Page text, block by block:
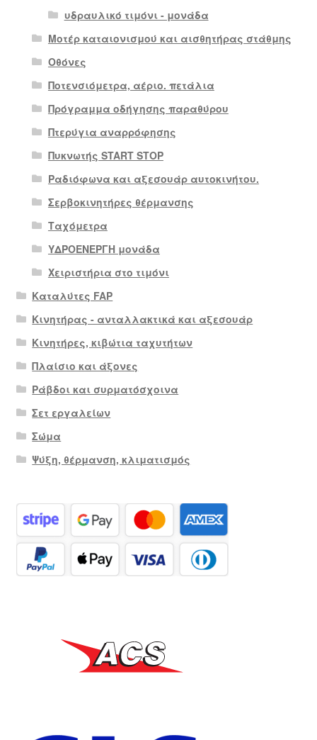
υδραυλικό τιμόνι - μονάδα
Μοτέρ καταιονισμού και αισθητήρας στάθμης
Οθόνες
Ποτενσιόμετρα, αέριο. πετάλια
Πρόγραμμα οδήγησης παραθύρου
Πτερύγια αναρρόφησης
Πυκνωτής START STOP
Ραδιόφωνα και αξεσουάρ αυτοκινήτου.
Σερβοκινητήρες θέρμανσης
Ταχόμετρα
ΥΔΡΟΕΝΕΡΓΗ μονάδα
Χειριστήρια στο τιμόνι
Καταλύτες FAP
Κινητήρας - ανταλλακτικά και αξεσουάρ
Κινητήρες, κιβώτια ταχυτήτων
Πλαίσιο και άξονες
Ράβδοι και συρματόσχοινα
Σετ εργαλείων
Σώμα
Ψύξη, θέρμανση, κλιματισμός